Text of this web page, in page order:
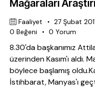
Mağaraları
Faaliyet 27 Şubat
0 Beğeni 0 Yorum
8.30'da başkanımız
üzerinden Kasım'ı aldı.
böylece başlamış
İstihbarat, Manyas'ı